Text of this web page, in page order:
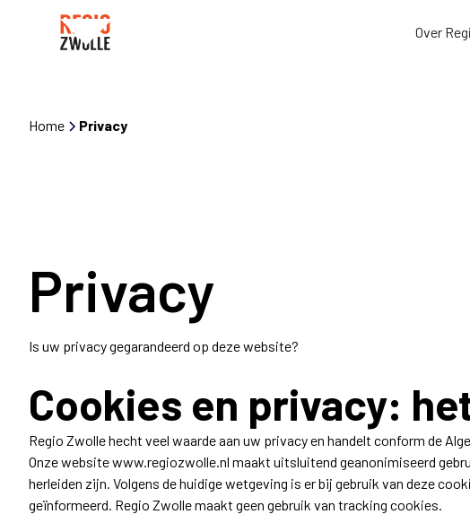
Over
Home Privacy
Privacy
Is uw privacy gegarandeerd op deze website?
Cookies en privacy:
Regio Zwolle hecht veel waarde aan uw privacy en handelt conform de
Onze website www.regiozwolle.nl maakt uitsluitend geanonimiseerd
herleiden zijn. Volgens de huidige wetgeving is er bij gebruik van deze
geïnformeerd. Regio Zwolle maakt geen gebruik van tracking cookies.